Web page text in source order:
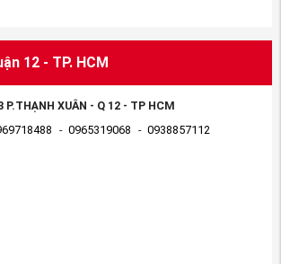
12 - TP. HCM
P.THẠNH XUÂN - Q 12 - TP HCM
- 0965319068 - 0938857112